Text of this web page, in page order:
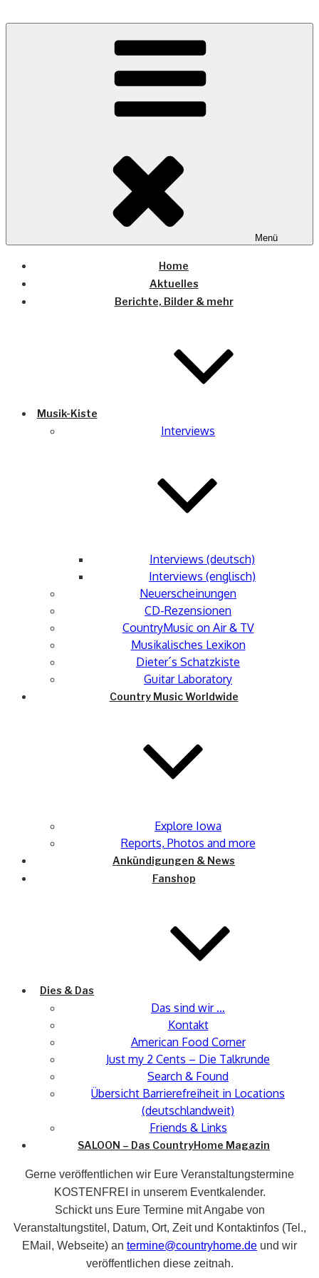
COUNTRYHOME
Wo die (Country-) Musik Zuhause ist
Menü
Home
Aktuelles
Berichte, Bilder & mehr
Musik-Kiste
Interviews
Interviews (deutsch)
Interviews (englisch)
Neuerscheinungen
CD-Rezensionen
CountryMusic on Air & TV
Musikalisches Lexikon
Dieter´s Schatzkiste
Guitar Laboratory
Country Music Worldwide
Explore Iowa
Reports, Photos and more
Ankündigungen & News
Fanshop
Dies & Das
Das sind wir …
Kontakt
American Food Corner
Just my 2 Cents – Die Talkrunde
Search & Found
Übersicht Barrierefreiheit in Locations
(deutschlandweit)
Friends & Links
SALOON – Das CountryHome Magazin
Gerne veröffentlichen wir Eure Veranstaltungstermine
KOSTENFREI in unserem Eventkalender.
Schickt uns Eure Termine mit Angabe von
Veranstaltungstitel, Datum, Ort, Zeit und Kontaktinfos (Tel.,
EMail, Webseite) an termine@countryhome.de und wir
veröffentlichen diese zeitnah.